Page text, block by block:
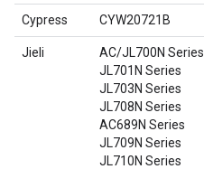
Cypress CYW20721B
Jieli
AC/JL700N Series
JL701N Series
JL703N Series
JL708N Series
AC689N Series
JL709N Series
JL710N Series